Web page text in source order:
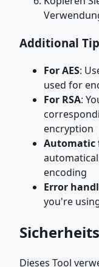
Additional
For AES:
used for
For RSA:
encryption
Automatic
encoding
Error
you're
Dieses Tool